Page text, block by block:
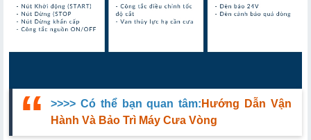
>>>> Có thể bạn quan tâm: Hướng Dẫn Vận
Hành Và Bảo Trì Máy Cưa Vòng